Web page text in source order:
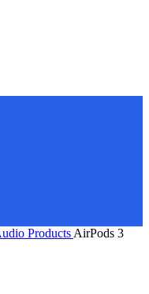
Products AirPods 3